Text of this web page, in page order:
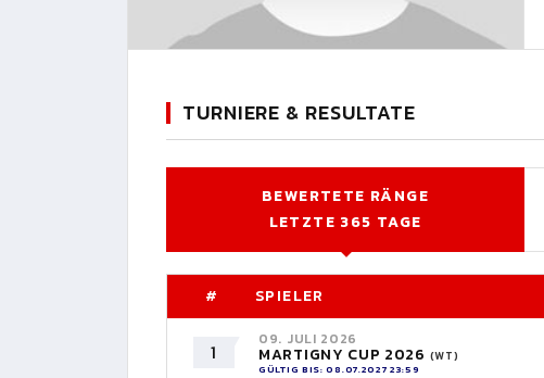
TURNIERE & RESULTATE
BEWERTETE RÄNGE
LETZTE 365 TAGE
# SPIELER
1
09. JULI 2026
MARTIGNY CUP 2026 (WT)
GÜLTIG BIS: 08.07.2027 23:59